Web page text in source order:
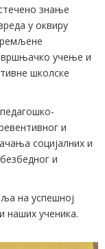
знање
у оквиру
вршњачко учење и
школске
и
социјалних и
и
на успешној
наших ученика.